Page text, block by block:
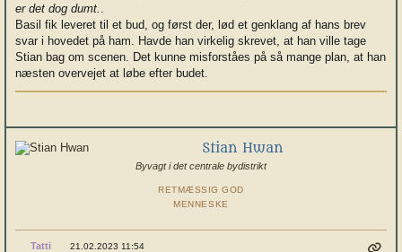
er det dog dumt.
Basil fik leveret til et bud, og først der, lød et genklang af hans brev
svar i hovedet på ham. Havde han virkelig skrevet, at han ville tage
Stian bag om scenen. Det kunne misforståes på så mange plan, at han
næsten overvejet at løbe efter budet.
Stian Hwan
Byvagt i det centrale bydistrikt
RETMÆSSIG GOD
MENNESKE
Tatti 21.02.2023 11:54